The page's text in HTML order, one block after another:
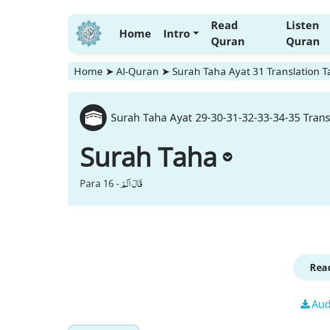
Home Intro
Read
Quran
Listen
Quran
Home ➤ Al-Quran ➤ Surah Taha Ayat 31 Translation
Surah Taha Ayat 29-30-31-32-33-34-35
Surah Taha
Para 16 -قَالَ اَلَمْ